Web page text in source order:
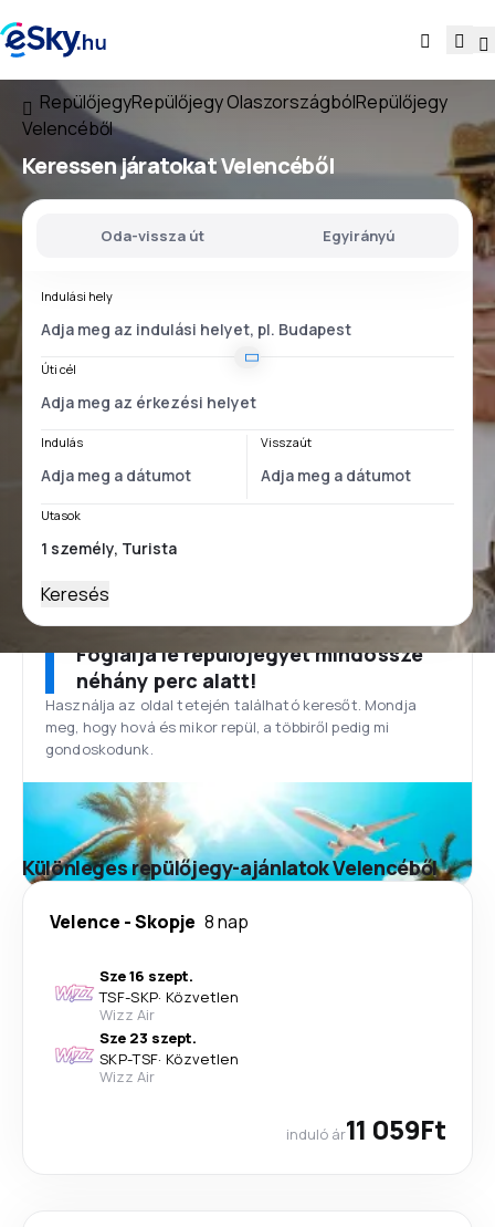
RepülőjegyRepülőjegy OlaszországbólRepülőjegy
Velencéből
Keressen járatokatVelencéből
Oda-vissza út Egyirányú
Indulási hely
Úti cél
Indulás Visszaút
Utasok
Keresés
Foglalja le repülőjegyét mindössze
néhány perc alatt!
Használja az oldal tetején található keresőt. Mondja
meg, hogy hová és mikor repül, a többiről pedig mi
gondoskodunk.
Különleges repülőjegy-ajánlatok Velencéből
Velence -Skopje 8 nap
Sze 16 szept.
TSF-SKP· Közvetlen
Wizz Air
Sze 23 szept.
SKP-TSF· Közvetlen
Wizz Air
induló ár11 059Ft